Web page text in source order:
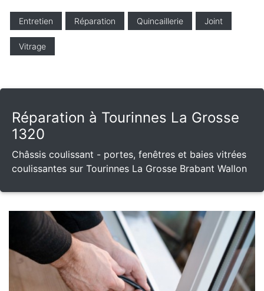
Entretien Réparation Quincaillerie Joint
Vitrage
Réparation à Tourinnes La Grosse
1320
Châssis coulissant - portes, fenêtres et baies vitrées
coulissantes sur Tourinnes La Grosse Brabant Wallon